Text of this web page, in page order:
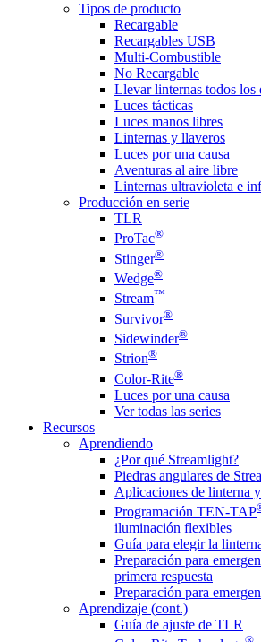
Tipos de producto
Recargable
Recargables USB
Multi-Combustible
No Recargable
Llevar linternas todos los
Luces tácticas
Luces manos libres
Linternas y llaveros
Luces por una causa
Aventuras al aire libre
Linternas ultravioleta e
Producción en serie
TLR
ProTac®
Stinger®
Wedge®
Stream™
Survivor®
Sidewinder®
Strion®
Color-Rite®
Luces por una causa
Ver todas las series
Recursos
Aprendiendo
¿Por qué Streamlight?
Piedras angulares de
Aplicaciones de linterna
Programación TEN-TAP
iluminación flexibles
Guía para elegir la
Preparación para
primera respuesta
Preparación para
Aprendizaje (cont.)
Guía de ajuste de TLR